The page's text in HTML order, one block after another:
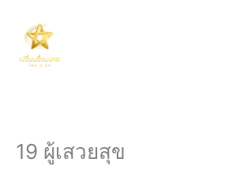
content
19 ผู้เสวยสุข